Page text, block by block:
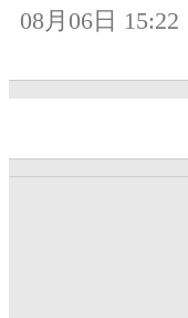
08月06日 15:22